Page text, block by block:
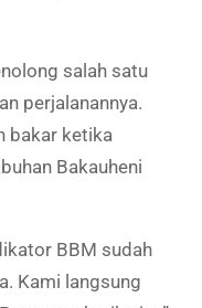
salah satu
perjalanannya.
bakar ketika
Bakauheni
BBM sudah
Kami langsung